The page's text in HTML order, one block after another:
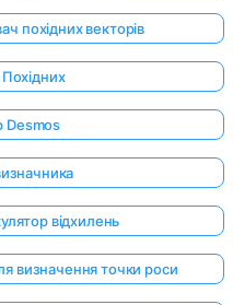
похідних векторів
Desmos
відхилень
визначення точки роси